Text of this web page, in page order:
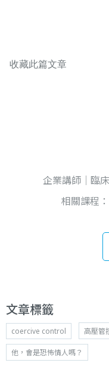
企業講師｜臨
相關課程
文章標籤
coercive control 高壓管
他，會是恐怖情人嗎？